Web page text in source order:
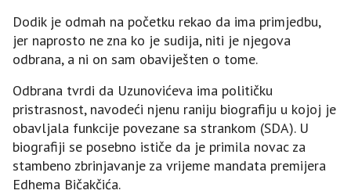
Dodik je odmah na početku rekao da ima primjedbu,
jer naprosto ne zna ko je sudija, niti je njegova
odbrana, a ni on sam obaviješten o tome.
Odbrana tvrdi da Uzunovićeva ima političku
pristrasnost, navodeći njenu raniju biografiju u kojoj je
obavljala funkcije povezane sa strankom (SDA). U
biografiji se posebno ističe da je primila novac za
stambeno zbrinjavanje za vrijeme mandata premijera
Edhema Bičakčića.